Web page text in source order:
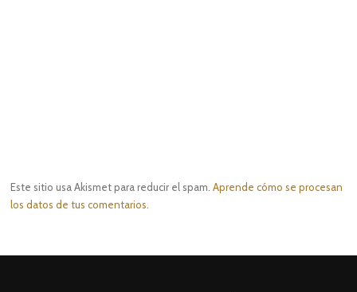
Este sitio usa Akismet para reducir el spam.Aprende cómo se procesan
los datos de tus comentarios.